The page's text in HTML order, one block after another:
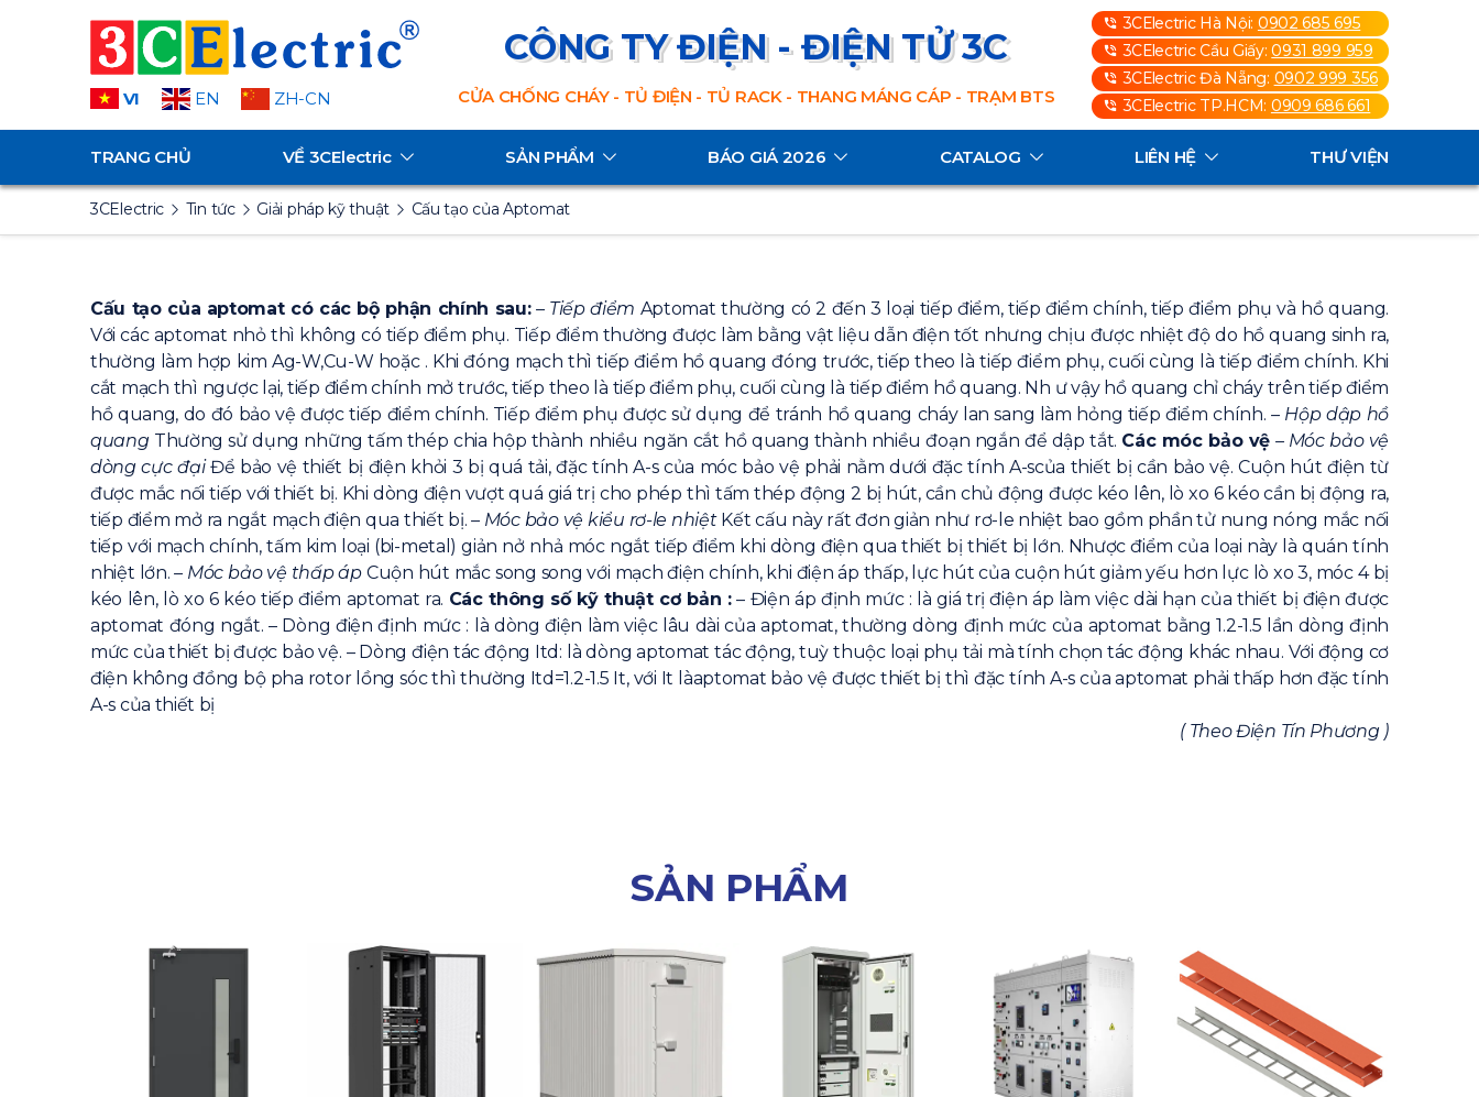
VI EN ZH-CN
CÔNG TY ĐIỆN - ĐIỆN TỬ 3C
CỬA CHỐNG CHÁY - TỦ ĐIỆN - TỦ RACK - THANG MÁNG CÁP - TRẠM BTS
3CElectric Hà Nội: 0902 685 695
3CElectric Cầu Giấy:0931 899 959
3CElectric Đà Nẵng: 0902 999 356
3CElectric TP.HCM: 0909 686 661
TRANG CHỦ VỀ 3CElectric SẢN PHẨM BÁO GIÁ 2026 CATALOG LIÊN HỆ THƯ VIỆN
3CElectric Tin tức Giải pháp kỹ thuật Cấu tạo của Aptomat
Cấu tạo của aptomat có các bộ phận chính sau: – Tiếp điểm Aptomat thường có 2 đến 3 loại tiếp điểm, tiếp điểm chính, tiếp điểm phụ và hồ quang.
Với các aptomat nhỏ thì không có tiếp điểm phụ. Tiếp điểm thường được làm bằng vật liệu dẫn điện tốt nhưng chịu được nhiệt độ do hồ quang sinh ra,
thường làm hợp kim Ag-W,Cu-W hoặc . Khi đóng mạch thì tiếp điểm hồ quang đóng trước, tiếp theo là tiếp điểm phụ, cuối cùng là tiếp điểm chính. Khi
cắt mạch thì ngược lại, tiếp điểm chính mở trước, tiếp theo là tiếp điểm phụ, cuối cùng là tiếp điểm hồ quang. Nh ư vậy hồ quang chỉ cháy trên tiếp điểm
hồ quang, do đó bảo vệ được tiếp điểm chính. Tiếp điểm phụ được sử dụng để tránh hồ quang cháy lan sang làm hỏng tiếp điểm chính.– Hộp dập hồ
quangThường sử dụng những tấm thép chia hộp thành nhiều ngăn cắt hồ quang thành nhiều đoạn ngắn để dập tắt. Các móc bảo vệ – Móc bảo vệ
dòng cực đạiĐể bảo vệ thiết bị điện khỏi 3 bị quá tải, đặc tính A-s của móc bảo vệ phải nằm dưới đặc tính A-scủa thiết bị cần bảo vệ. Cuộn hút điện từ
được mắc nối tiếp với thiết bị. Khi dòng điện vượt quá giá trị cho phép thì tấm thép động 2 bị hút, cần chủ động được kéo lên, lò xo 6 kéo cần bị động ra,
tiếp điểm mở ra ngắt mạch điện qua thiết bị.– Móc bảo vệ kiểu rơ-le nhiệtKết cấu này rất đơn giản như rơ-le nhiệt bao gồm phần tử nung nóng mắc nối
tiếp với mạch chính, tấm kim loại (bi-metal) giản nở nhả móc ngắt tiếp điểm khi dòng điện qua thiết bị thiết bị lớn. Nhược điểm của loại này là quán tính
nhiệt lớn.– Móc bảo vệ thấp ápCuộn hút mắc song song với mạch điện chính, khi điện áp thấp, lực hút của cuộn hút giảm yếu hơn lực lò xo 3, móc 4 bị
kéo lên, lò xo 6 kéo tiếp điểm aptomat ra. Các thông số kỹ thuật cơ bản :– Điện áp định mức : là giá trị điện áp làm việc dài hạn của thiết bị điện được
aptomat đóng ngắt. – Dòng điện định mức : là dòng điện làm việc lâu dài của aptomat, thường dòng định mức của aptomat bằng 1.2-1.5 lần dòng định
mức của thiết bị được bảo vệ. – Dòng điện tác động Itd: là dòng aptomat tác động, tuỳ thuộc loại phụ tải mà tính chọn tác động khác nhau. Với động cơ
điện không đồng bộ pha rotor lồng sóc thì thường Itd=1.2-1.5 It, với It làaptomat bảo vệ được thiết bị thì đặc tính A-s của aptomat phải thấp hơn đặc tính
A-s của thiết bị
( Theo Điện Tín Phương )
SẢN PHẨM